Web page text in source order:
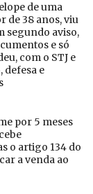
de uma
de 38 anos, viu
segundo aviso,
e só
com o STJ e
defesa e
por 5 meses
o artigo 134 do
a venda ao